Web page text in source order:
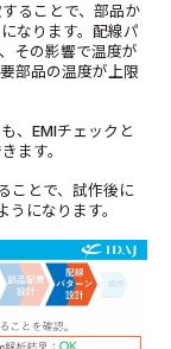
ることで、部品か
なります。配線パ
その影響で温度が
部品の温度が上限
、EMIチェックと
ます。
ことで、試作後に
になります。